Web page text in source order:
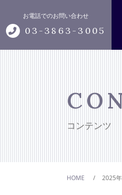
お電話でのお問い合わせ
03-3863-3005
コンテンツ
HOME 2025年